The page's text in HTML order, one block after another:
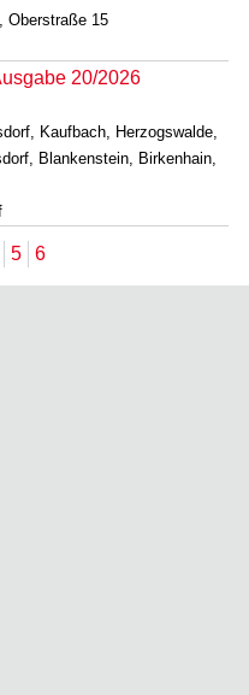
Oberstraße 15
20/2026
Kaufbach, Herzogswalde,
Blankenstein, Birkenhain,
5 6